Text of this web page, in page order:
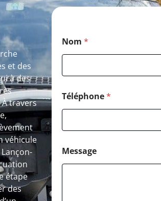
et des
à des
travers
véhicule
étape
des
Nom *
Téléphone*
Message